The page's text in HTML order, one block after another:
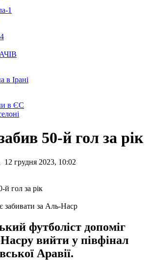
1
в Ірані
в ЄС
50-й гол за рік
12 грудня 2023, 10:02
забивати за Аль-Наср
футболіст допоміг
вийти у півфінал
Аравії.